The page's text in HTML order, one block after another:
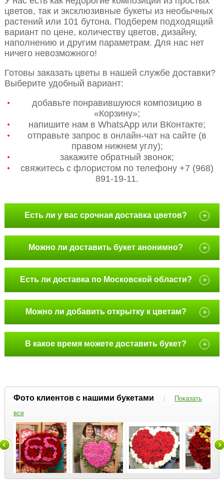
цветов, так и эксклюзивные букеты из необычных
растений или 101 бутона. Подберем подходящий
вариант по цене, количеству цветов, дизайну,
наполнению и другим параметрам. Для нас нет
ничего невозможного!
Готовы заказать цветы в нашей службе доставки?
Выберите удобный вариант:
добавьте понравившуюся композицию в
«Корзину»;
напишите нам в WhatsApp или ВКонтакте;
отправьте запрос в онлайн-чат на сайте (в
правом нижнем углу);
закажите обратный звонок;
свяжитесь с флористом по телефону +7 (968)
891-19-11.
Есть ли у вас срочная доставка цветов? +
Можно ли доставить букет анонимно? +
Есть ли доставка по Московской области? +
Можно ли добавить открытку к цветам? +
В какое время можете доставить букет? +
Фото клиентов с нашими букетами |
Показать
все